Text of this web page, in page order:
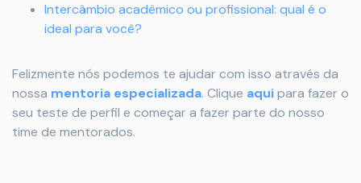
Intercâmbio acadêmico ou profissional: qual é o
ideal para você?
Felizmente nós podemos te ajudar com isso através da
nossa mentoria especializada. Clique aquipara fazer o
seu teste de perfil e começar a fazer parte do nosso
time de mentorados.